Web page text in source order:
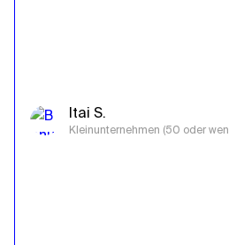
Itai S.
Kleinunternehmen (50 oder